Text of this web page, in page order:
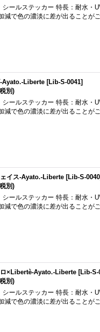
シールステッカー 特長：耐水・
減で色の濃淡に差が出ることがご
Ayato.-Liberte [Lib-S-0041]
別)
シールステッカー 特長：耐水・
減で色の濃淡に差が出ることがご
イス-Ayato.-Liberte [Lib-S-0040
別)
シールステッカー 特長：耐水・
減で色の濃淡に差が出ることがご
×Libertè-Ayato.-Liberte [Lib-S-
別)
シールステッカー 特長：耐水・
減で色の濃淡に差が出ることがご